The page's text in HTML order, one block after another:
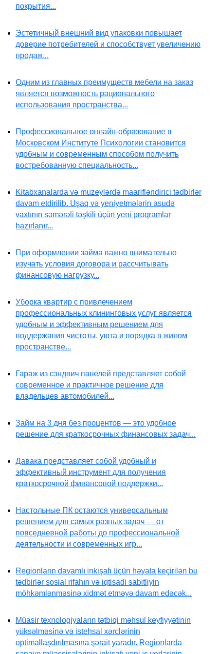
покрытия...
Эстетичный внешний вид упаковки повышает
доверие потребителей и способствует увеличению
продаж...
Одним из главных преимуществ мебели на заказ
является возможность рационального
использования пространства...
Профессиональное онлайн-образование в
Московском Институте Психологии становится
удобным и современным способом получить
востребованную специальность...
Kitabxanalarda və muzeylərdə maarifləndirici tədbirlər
davam etdirilib. Uşaq və yeniyetmələrin asudə
vaxtının səmərəli təşkili üçün yeni proqramlar
hazırlanır...
При оформлении займа важно внимательно
изучать условия договора и рассчитывать
финансовую нагрузку...
Уборка квартир с привлечением
профессиональных клининговых услуг является
удобным и эффективным решением для
поддержания чистоты, уюта и порядка в жилом
пространстве...
Гараж из сэндвич панелей представляет собой
современное и практичное решение для
владельцев автомобилей...
Займ на 3 дня без процентов — это удобное
решение для краткосрочных финансовых задач...
Давака представляет собой удобный и
эффективный инструмент для получения
краткосрочной финансовой поддержки...
Настольные ПК остаются универсальным
решением для самых разных задач — от
повседневной работы до профессиональной
деятельности и современных игр...
Regionların davamlı inkişafı üçün həyata keçirilən bu
tədbirlər sosial rifahın və iqtisadi sabitliyin
möhkəmlənməsinə xidmət etməyə davam edəcək...
Müasir texnologiyaların tətbiqi məhsul keyfiyyətinin
yüksəlməsinə və istehsal xərclərinin
optimallaşdırılmasına şərait yaradır. Regionlarda